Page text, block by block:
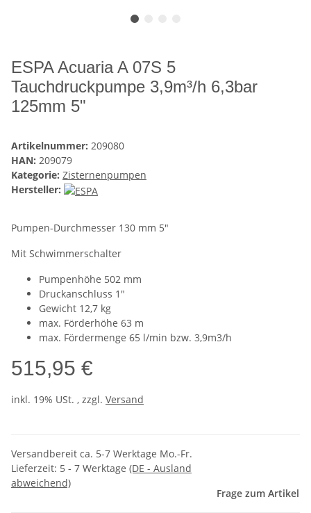
ESPA Acuaria A 07S 5
Tauchdruckpumpe 3,9m³/h 6,3bar
125mm 5"
Artikelnummer: 209080
HAN: 209079
Kategorie: Zisternenpumpen
Hersteller:
Pumpen-Durchmesser 130 mm 5"
Mit Schwimmerschalter
Pumpenhöhe 502 mm
Druckanschluss 1"
Gewicht 12,7 kg
max. Förderhöhe 63 m
max. Fördermenge 65 l/min bzw. 3,9m3/h
515,95 €
inkl. 19% USt. , zzgl. Versand
Versandbereit ca. 5-7 Werktage Mo.-Fr.
Lieferzeit: 5 - 7 Werktage (DE - Ausland
abweichend)
Frage zum Artikel